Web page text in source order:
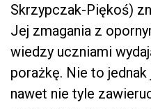
Skrzypczak-Piękoś)
Jej zmagania z
wiedzy uczniami
porażkę. Nie to jednak
nawet nie tyle